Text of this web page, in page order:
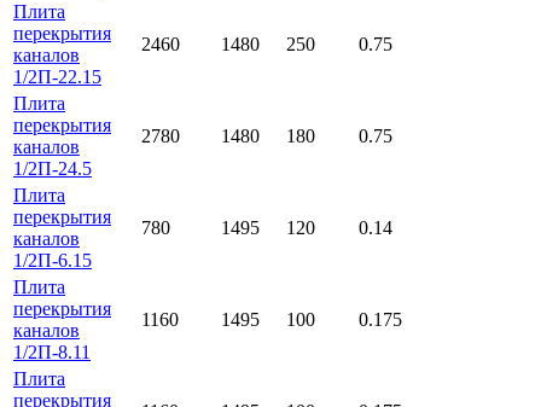
Плита
перекрытия
каналов
1/2П-22.15
2460 1480 250 0.75
Плита
перекрытия
каналов
1/2П-24.5
2780 1480 180 0.75
Плита
перекрытия
каналов
1/2П-6.15
780 1495 120 0.14
Плита
перекрытия
каналов
1/2П-8.11
1160 1495 100 0.175
Плита
перекрытия